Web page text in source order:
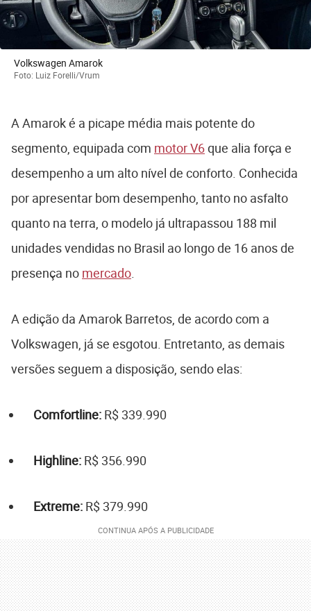
Volkswagen Amarok
Foto: Luiz Forelli/Vrum
A Amarok é a picape média mais potente do
segmento, equipada com motor V6que alia força e
desempenho a um alto nível de conforto. Conhecida
por apresentar bom desempenho, tanto no asfalto
quanto na terra, o modelo já ultrapassou 188 mil
unidades vendidas no Brasil ao longo de 16 anos de
presença no mercado.
A edição da Amarok Barretos, de acordo com a
Volkswagen, já se esgotou. Entretanto, as demais
versões seguem a disposição, sendo elas:
Comfortline: R$ 339.990
Highline: R$ 356.990
Extreme: R$ 379.990